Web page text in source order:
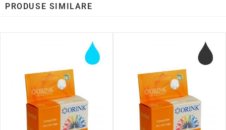
PRODUSE SIMILARE